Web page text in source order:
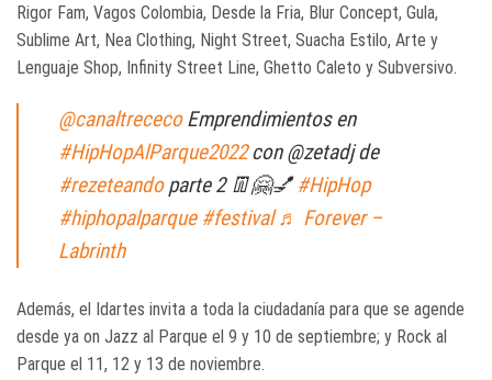
Rigor Fam, Vagos Colombia, Desde la Fria, Blur Concept, Gula,
Sublime Art, Nea Clothing, Night Street, Suacha Estilo, Arte y
Lenguaje Shop, Infinity Street Line, Ghetto Caleto y Subversivo.
@canaltrececoEmprendimientos en
#HipHopAlParque2022con @zetadj de
#rezeteandoparte 2 👖🤗💅#HipHop
#hiphopalparque #festival ♬ Forever –
Labrinth
Además, el Idartes invita a toda la ciudadanía para que se agende
desde ya on Jazz al Parque el 9 y 10 de septiembre; y Rock al
Parque el 11, 12 y 13 de noviembre.